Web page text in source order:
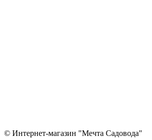
© Интернет-магазин "Мечта Садовода"